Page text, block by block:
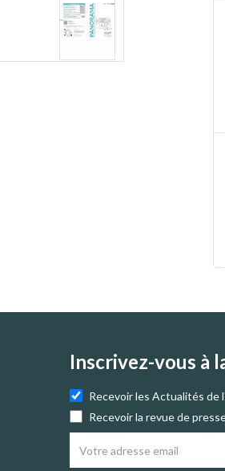
Inscrivez-vous à
Recevoir les Actualités de
Recevoir la revue de